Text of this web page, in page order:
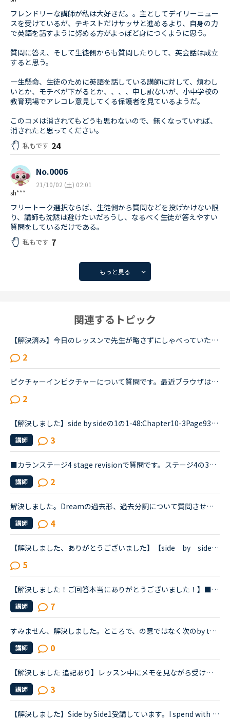
フレンドリーな講師が私は大好きだ。。主としてデイリーニュー
スを受けているが、テキストだけサッサと進めるより、自身の力
で英語を話すように努める方がよっぽど身につくように思う。
質問に答え、そして生徒側からも質問したりして、英会話は成立
すると思う。
一生懸命、生徒のために英語を話している講師に対して、煩わし
いとか、モチベが下がるとか、、、、申し訳ないが、小中学校の
教育現場でアレコレ意見してくる保護者を見ているようだ。
このコメは消されてもどうも思わないので、無くなっていれば、
消されたと思ってください。
私もです 24
sh***
No.0006
21/10/02 (土) 02:01
フリートーク選択ならば、生徒側から質問などを投げかけない限
り、講師も沈黙は避けたいだろうし、なるべく生徒が答えやすい
質問をしているだけである。
私もです 7
もっと見る
関連するトピック
【解決済み】今日のレッスンで先生が略さずにしゃべっていたので解決したので取り下げます。関係代名詞が省略されていただけでした。カラン ステージ１１の以下の文について教えてください。【】の部分です。PP....
2
ピクチャーインピクチャーについて質問です。最近ブラウザはfirefoxでレッスンをしていて、ピクチャーインピクチャー機能を使っていました。しかしfirefoxのメモリ使用量が大きい事がわかったので、久しぶりにGoo...
2
【解決しました】side by sideの1の1-48:Chapter10-3Page93のリスニングパートについて。what's the answerの8、この93ページの1番最後の問題についてです。前回レッスンでどうしても聞き取れず時間切れになって...
講師 3
■カランステージ4 stage revisionで質問です。ステージ4の312ページまで終わりQuick stage revisionに入りました。レッスンが終わり講師のメッセージ欄に下記のように記載されているのですが該当箇所が見当たりま...
講師 2
解決しました。Dreamの過去形、過去分詞について質問させてください。カランメソッドでは、dream-dreamt-dreamtと習いました。ネットで調べたところ、dreamedとも出てきたので、レッスンでdreamedと言ったところ...
講師 4
【解決しました、ありがとうございました】【side by side ４より】すみません、感覚として全然分からない文章が出てきたのでどなたか教えていただけないでしょうか？レッスン中にも質問しましたが、英語での...
5
【解決しました！ご回答本当にありがとうございました！】■効果的なカランレッスンの進め方について2020年1月からネイティブキャンプを始め、現在カランレッスンはステージ4の全復習直前段階です。毎回どうしても...
講師 7
すみません、解決しました。ところで、の意ではなく次のby their ability.... と同じ使い方ですね。思い込みで読み進んで混乱しました。削除できませんので、このまま残させていただきます。ありがとうございまし...
講師 0
【解決しました 追記あり】レッスン中にメモを見ながら受けるのって？異文化コミュニケーションやトピックトークを受ける際に予習したメモや前回のレッスンメモ（同じ内容を受ける場合）を見ることってどう思いま...
講師 3
【解決しました】Side by Side1受講しています。I spend with my family on the weekend.と言ったらI spend time with my family on the weekend.と直されました。本当はI spend on the weekend with my family....